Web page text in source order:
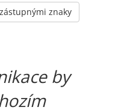
znaky
by